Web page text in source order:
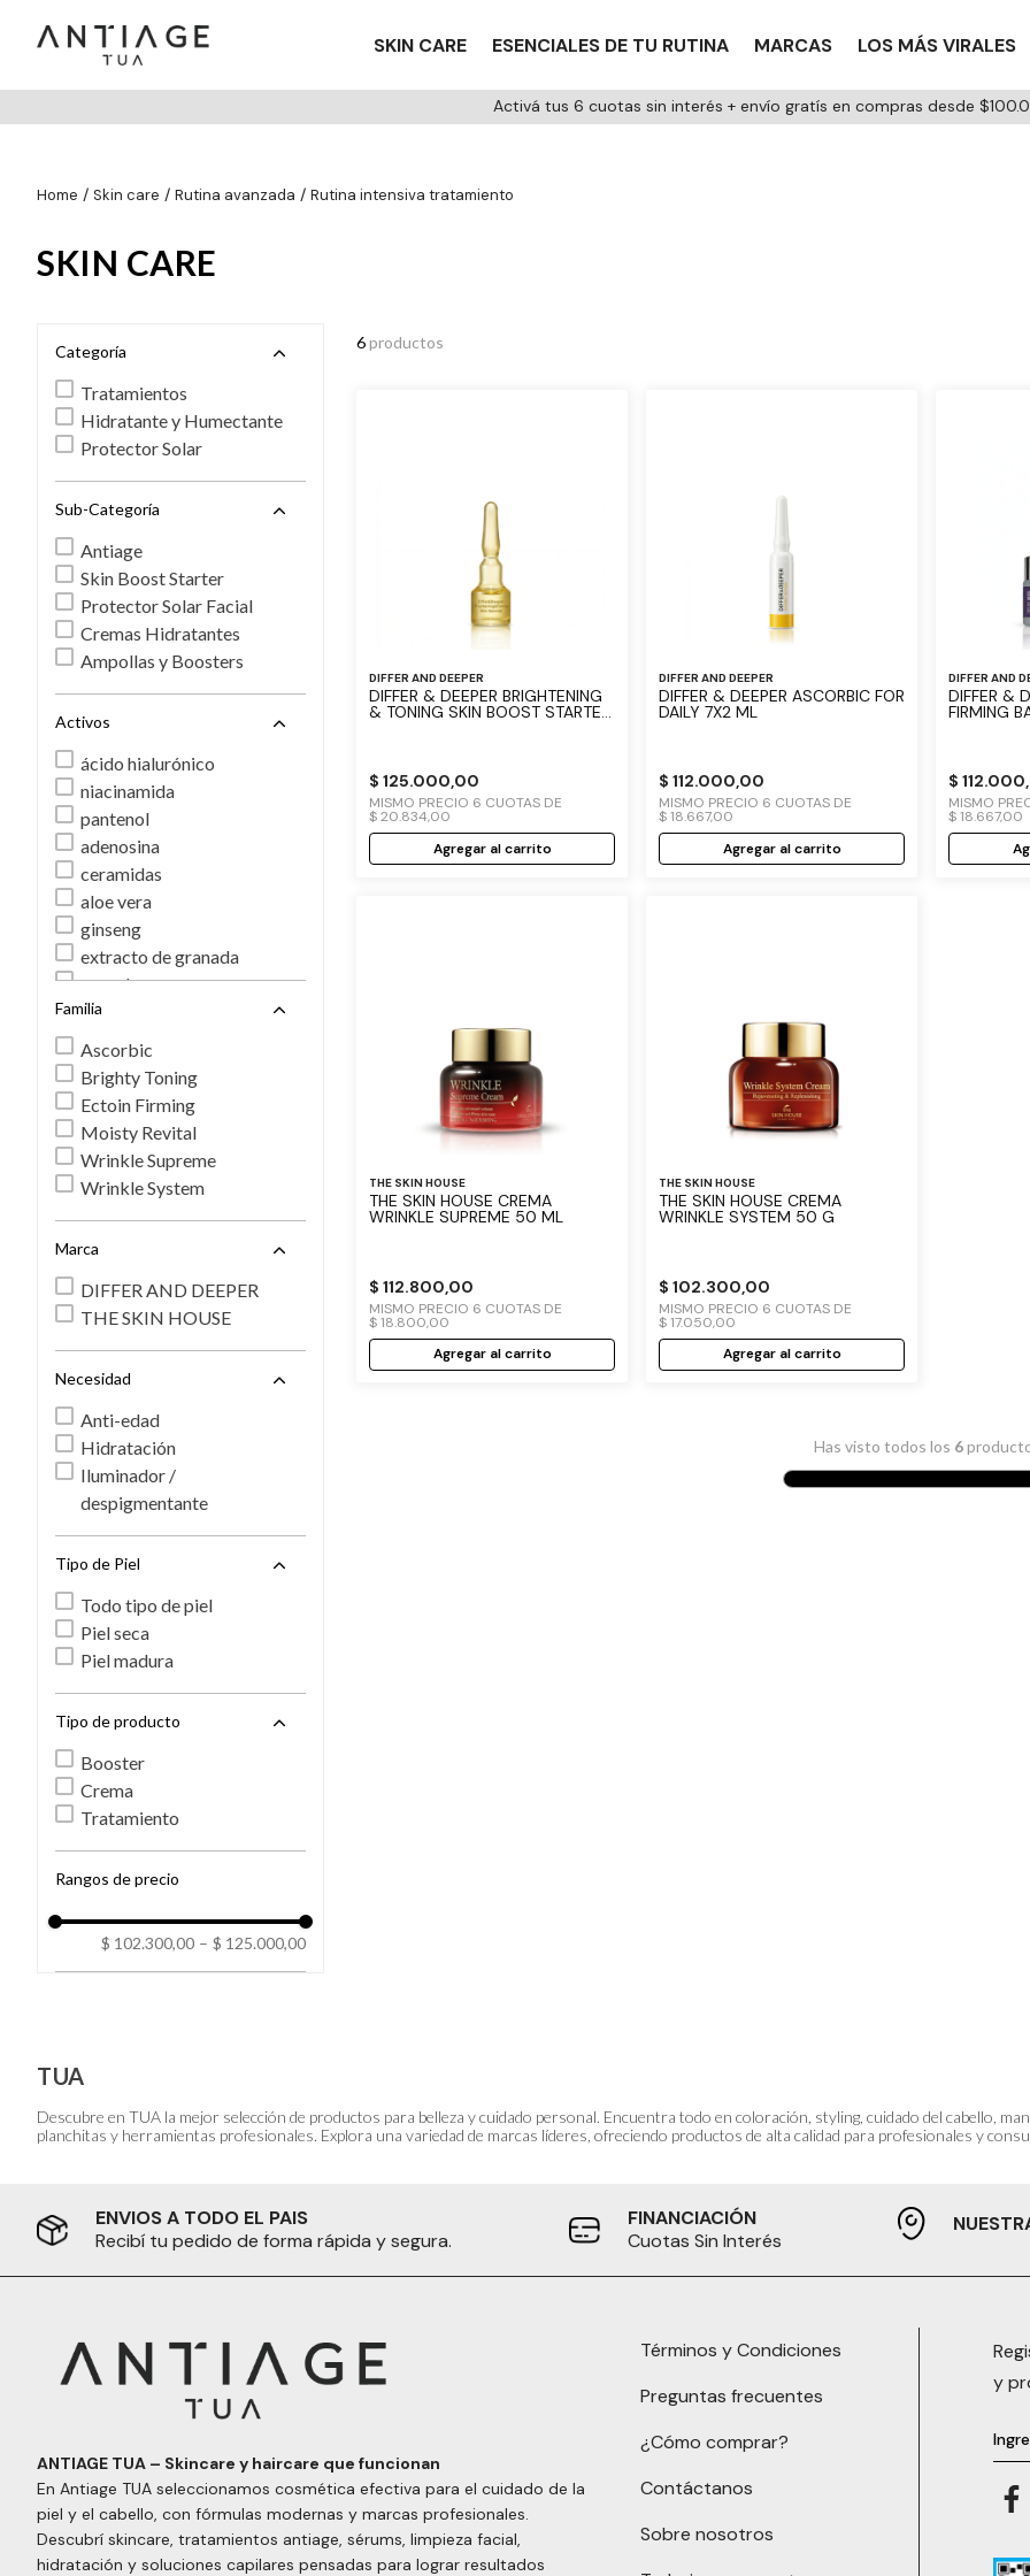
SKIN CARE ESENCIALES DE TU RUTINA MARCAS LOS MÁS VIRALES
Activá tus 6 cuotas sin interés + envío gratís en compras desde
skin care rutina avanzada rutina intensiva tratamiento
SKIN CARE
Categoría
Tratamientos
Hidratante y Humectante
Protector Solar
Sub-Categoría
Antiage
Skin Boost Starter
Protector Solar Facial
Cremas Hidratantes
Ampollas y Boosters
Activos
ácido hialurónico
niacinamida
pantenol
adenosina
ceramidas
aloe vera
ginseng
extracto de granada
escualeno
té verde
aminoácidos
péptidos
ectoin
proxylane
PDRN
vitaminas
ácido ascórbico
Familia
Ascorbic
Brighty Toning
Ectoin Firming
Moisty Revital
Wrinkle Supreme
Wrinkle System
Marca
DIFFER AND DEEPER
THE SKIN HOUSE
Necesidad
Anti-edad
Hidratación
Iluminador /
despigmentante
Tipo de Piel
Todo tipo de piel
Piel seca
Piel madura
Tipo de producto
Booster
Crema
Tratamiento
Rangos de precio
$ 102.300,00 – $ 125.000,00
6productos
DIFFER AND DEEPER
DIFFER & DEEPER BRIGHTENING
& TONING SKIN BOOST STARTER
$ 125.000,00
MISMO PRECIO 6 CUOTAS DE
$ 20.834,00
Agregar al carrito
DIFFER AND DEEPER
DIFFER & DEEPER ASCORBIC FOR
DAILY 7X2 ML
$ 112.000,00
MISMO PRECIO 6 CUOTAS DE
$ 18.667,00
Agregar al carrito
DIFFER AND
DIFFER &
FIRMING
$ 112.000,
MISMO
$ 18.667,00
THE SKIN HOUSE
THE SKIN HOUSE CREMA
WRINKLE SUPREME 50 ML
$ 112.800,00
MISMO PRECIO 6 CUOTAS DE
$ 18.800,00
Agregar al carrito
THE SKIN HOUSE
THE SKIN HOUSE CREMA
WRINKLE SYSTEM 50 G
$ 102.300,00
MISMO PRECIO 6 CUOTAS DE
$ 17.050,00
Agregar al carrito
Has visto todos los 6
TUA
Descubre en TUA la mejor selección de productos para belleza y cuidado personal. Encuentra todo en coloración, styling, cuidado del cabello,
planchitas y herramientas profesionales. Explora una variedad de marcas líderes, ofreciendo productos de alta calidad para profesionales y
ENVIOS A TODO EL PAIS
Recibí tu pedido de forma rápida y segura.
FINANCIACIÓN
Cuotas Sin Interés
ANTIAGE TUA – Skincare y haircare que funcionan
En Antiage TUA seleccionamos cosmética efectiva para el cuidado de la
piel y el cabello, con fórmulas modernas y marcas profesionales.
Descubrí skincare, tratamientos antiage, sérums, limpieza facial,
hidratación y soluciones capilares pensadas para lograr resultados
Términos y Condiciones
Preguntas frecuentes
¿Cómo comprar?
Contáctanos
Sobre nosotros
y